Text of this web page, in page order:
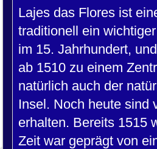
Lajes das Flores ist
traditionell ein
im 15. Jahrhundert,
ab 1510 zu einem
natürlich auch der
Insel. Noch heute sind
erhalten. Bereits 1515
Zeit war geprägt von